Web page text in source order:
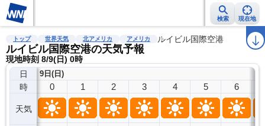
検索 現在地
雨雲レーダー 台風情報 地震情報 警報・注意報 2週間天気 ラ
トップ 世界天気 北アメリカ アメリカ ルイビル国際空港
ルイビル国際空港の天気予報
現地時刻 8/9(日) 0時
日
時
天気
9日(日)
0 1 2 3 4 5 6